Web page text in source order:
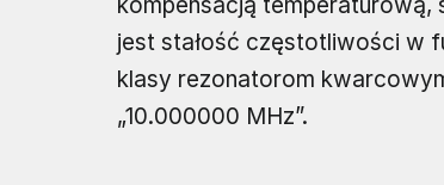
jest stałość częstotliwości w
klasy rezonatorom
„10.000000 MHz”.